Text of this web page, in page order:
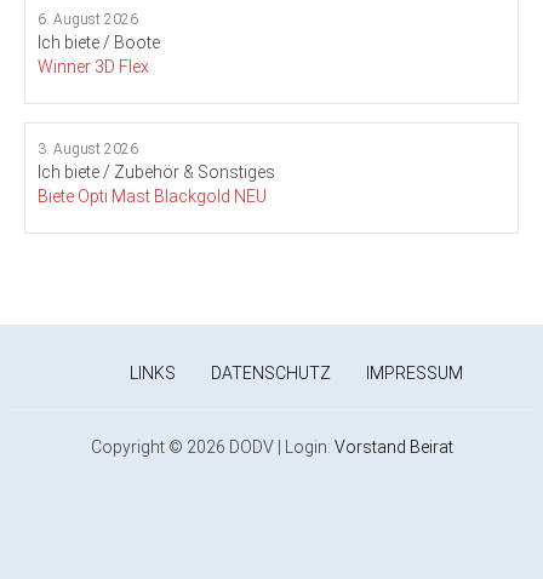
6. August 2026
Ich biete / Boote
Winner 3D Flex
3. August 2026
Ich biete / Zubehör & Sonstiges
Biete Opti Mast Blackgold NEU
LINKS DATENSCHUTZ IMPRESSUM
Copyright © 2026 DODV | Login: Vorstand Beirat